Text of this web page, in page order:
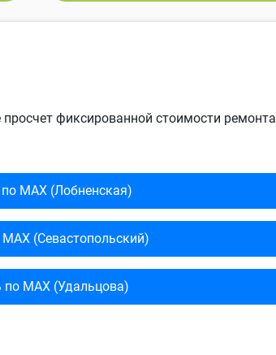
фиксированной стоимости ремонта
MAX (Лобненская)
(Севасто­польский)
по MAX (Удальцова)